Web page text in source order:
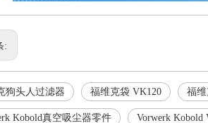
:
狗头人过滤器 福维克袋 VK120 福
Kobold真空吸尘器零件 Vorwerk Kobold